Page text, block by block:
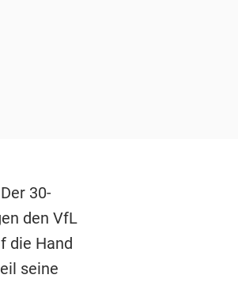
30-
den VfL
die Hand
seine